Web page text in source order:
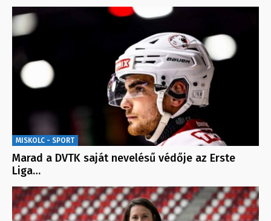
MISKOLC - SPORT
Marad a DVTK saját nevelésű védője az Erste
Liga…